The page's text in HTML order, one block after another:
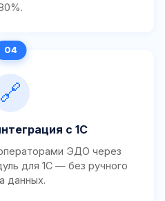
🔗
с 1С
ЭДО через
для 1С — без ручного
данных.